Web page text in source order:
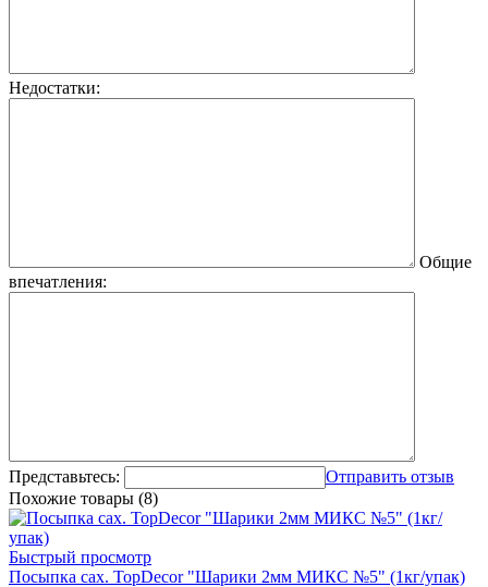
Недостатки:
Общие
впечатления:
Представьтесь:
Отправить отзыв
Похожие товары (8)
Быстрый просмотр
Посыпка сах. TopDecor "Шарики 2мм МИКС №5" (1кг/упак)